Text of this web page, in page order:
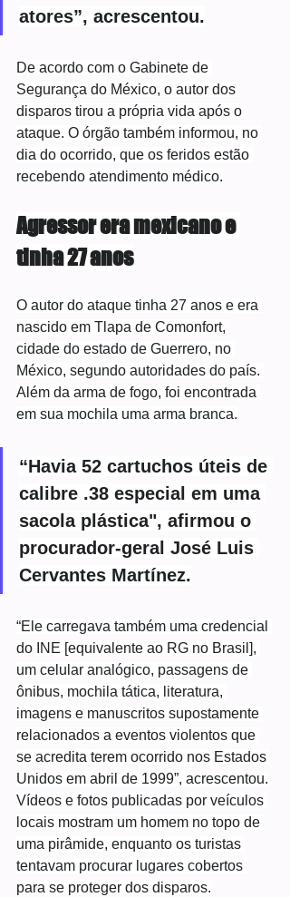
atores”, acrescentou.
De acordo com o Gabinete de
Segurança do México, o autor dos
disparos tirou a própria vida após o
ataque. O órgão também informou, no
dia do ocorrido, que os feridos estão
recebendo atendimento médico.
Agressor era mexicano e
tinha 27 anos
O autor do ataque tinha 27 anos e era
nascido em Tlapa de Comonfort,
cidade do estado de Guerrero, no
México, segundo autoridades do país.
Além da arma de fogo, foi encontrada
em sua mochila uma arma branca.
“Havia 52 cartuchos úteis de
calibre .38 especial em uma
sacola plástica", afirmou o
procurador-geral José Luis
Cervantes Martínez.
“Ele carregava também uma credencial
do INE [equivalente ao RG no Brasil],
um celular analógico, passagens de
ônibus, mochila tática, literatura,
imagens e manuscritos supostamente
relacionados a eventos violentos que
se acredita terem ocorrido nos Estados
Unidos em abril de 1999”, acrescentou.
Vídeos e fotos publicadas por veículos
locais mostram um homem no topo de
uma pirâmide, enquanto os turistas
tentavam procurar lugares cobertos
para se proteger dos disparos.